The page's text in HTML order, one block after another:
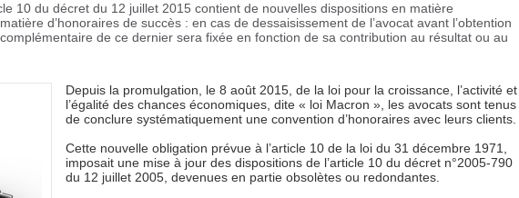
10 du décret du 12 juillet 2015 contient de nouvelles dispositions en matière
d’honoraires de succès : en cas de dessaisissement de l’avocat avant l’obtention
de ce dernier sera fixée en fonction de sa contribution au résultat ou au
Depuis la promulgation, le 8 août 2015, de la loi pour la croissance, l’activité et
l’égalité des chances économiques, dite « loi Macron », les avocats sont tenus
de conclure systématiquement une convention d’honoraires avec leurs clients.
Cette nouvelle obligation prévue à l’article 10 de la loi du 31 décembre 1971,
imposait une mise à jour des dispositions de l’article 10 du décret n°2005-790
du 12 juillet 2005, devenues en partie obsolètes ou redondantes.